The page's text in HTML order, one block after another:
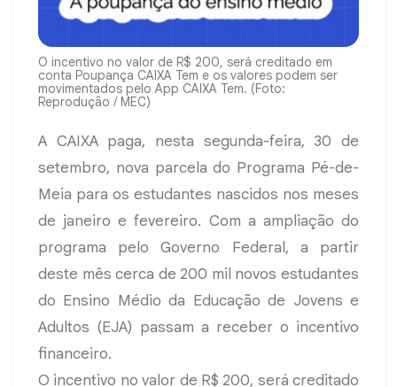
O incentivo no valor de R$ 200, será creditado em
conta Poupança CAIXA Tem e os valores podem ser
movimentados pelo App CAIXA Tem. (Foto:
Reprodução / MEC)
A CAIXA paga, nesta segunda-feira, 30 de
setembro, nova parcela do Programa Pé-de-
Meia para os estudantes nascidos nos meses
de janeiro e fevereiro. Com a ampliação do
programa pelo Governo Federal, a partir
deste mês cerca de 200 mil novos estudantes
do Ensino Médio da Educação de Jovens e
Adultos (EJA) passam a receber o incentivo
financeiro.
O incentivo no valor de R$ 200, será creditado